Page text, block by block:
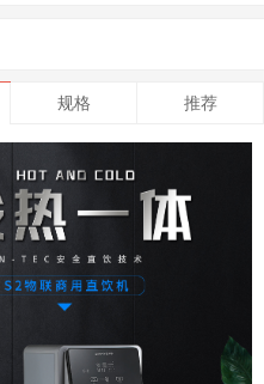
规格 推荐